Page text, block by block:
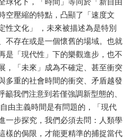
空壓縮的特點，凸顯了「速度文
性文化」 ，未來被描述為是特別
不存在或是一個懷舊的場域。也就
是「現代性」下的樂觀進步，也不
，「未來」成為不確定、甚至衝突
多重的社會時間的衝突、矛盾越發
籲我們注意到若僅強調新型態的、
由主義時間是有問題的，「現代
一步探究，我們必須去問：人類學
樣的侷限，才能更精準的捕捉當代